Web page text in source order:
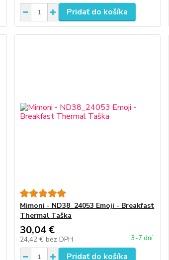
Pridať do košíka
Mimoni - ND38_24053 Emoji - Breakfast
Thermal Taška
30,04 €
24,42 € bez DPH 3-7 dní
Pridať do košíka